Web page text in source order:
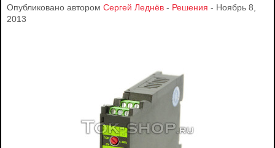
Опубликовано авторомСергей Леднёв - Решения - Ноябрь 8,
2013